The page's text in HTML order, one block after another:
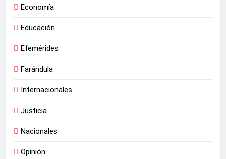
Economía
Educación
Efemérides
Farándula
Internacionales
Justicia
Nacionales
Opinión